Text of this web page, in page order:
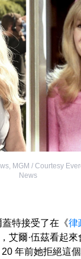
, MGM / Courtesy
News
特接受了在《律
艾爾·伍茲看起
年前她拒絕這